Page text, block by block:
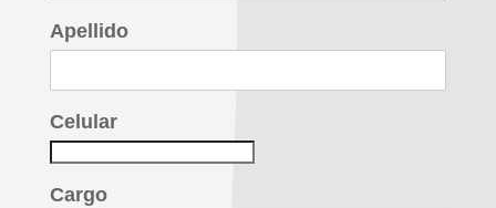
Apellido
Celular
Cargo